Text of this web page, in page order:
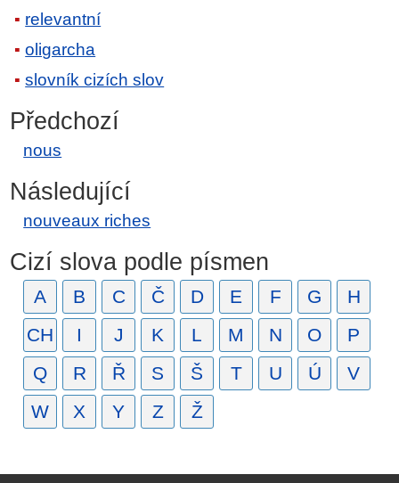
relevantní
oligarcha
slovník cizích slov
Předchozí
nous
Následující
nouveaux riches
Cizí slova podle písmen
A B C Č D E F G
H
CH
I J K L M N O
P
Q
R Ř S Š T U Ú
V
W
X Y Z Ž